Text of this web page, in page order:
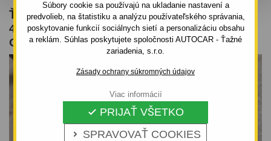
Súbory cookie sa používajú na ukladanie nastavení a
predvolieb, na štatistiku a analýzu používateľského správania,
poskytovanie funkcií sociálnych sietí a personalizáciu obsahu
a reklám. Súhlas poskytujete spoločnosti AUTOCAR - Ťažné
zariadenia, s.r.o.
Zásady ochrany súkromných údajov
 SPRAVOVAŤ COOKIES
 PRIJAŤ VŠETKO
Viac informácií
ŤAŽNÉ ZARIADENIE PRE BMW SERIA 7 -
4DV., SEDAN (E 38) - SKRUTKOVÝ SYSTÉM -
OD 1994/06 DO 2001/08